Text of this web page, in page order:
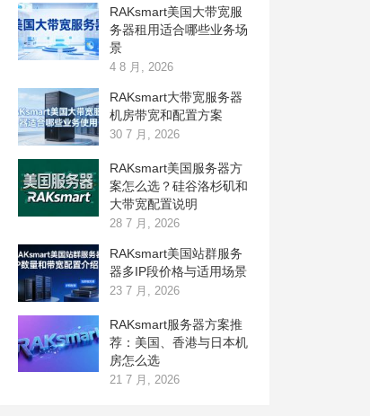
RAKsmart美国大带宽服
务器租用适合哪些业务场
景
4 8 月, 2026
RAKsmart大带宽服务器
机房带宽和配置方案
30 7 月, 2026
RAKsmart美国服务器方
案怎么选？硅谷洛杉矶和
大带宽配置说明
28 7 月, 2026
RAKsmart美国站群服务
器多IP段价格与适用场景
23 7 月, 2026
RAKsmart服务器方案推
荐：美国、香港与日本机
房怎么选
21 7 月, 2026